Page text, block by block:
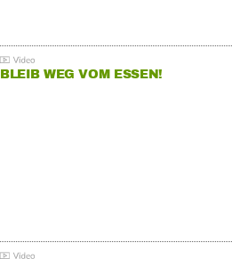
BLEIB WEG VOM ESSEN!